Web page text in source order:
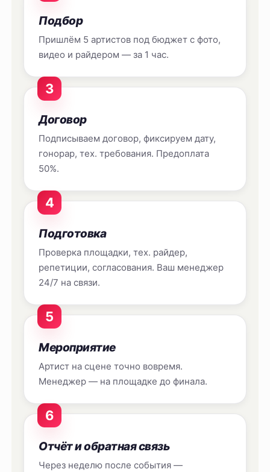
Подбор
Пришлём 5 артистов под бюджет с фото,
видео и райдером — за 1 час.
3
Договор
Подписываем договор, фиксируем дату,
гонорар, тех. требования. Предоплата
50%.
4
Подготовка
Проверка площадки, тех. райдер,
репетиции, согласования. Ваш менеджер
24/7 на связи.
5
Мероприятие
Артист на сцене точно вовремя.
Менеджер — на площадке до финала.
6
Отчёт и обратная связь
Через неделю после события —